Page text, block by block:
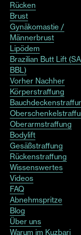
Rücken
Brust
Gynäkomastie /
Männerbrust
Lipödem
Brazilian Butt Lift
BBL)
Vorher Nachher
Körperstraffung
Oberarmstraffung
Bodylift
Gesäßstraffung
Rückenstraffung
Wissenswertes
Videos
FAQ
Abnehmspritze
Blog
Über uns
Warum im Kuzbari